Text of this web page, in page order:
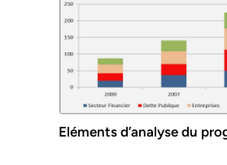
Eléments d’analyse du